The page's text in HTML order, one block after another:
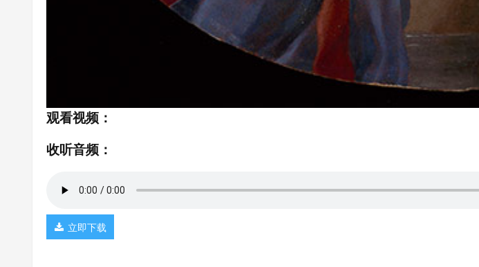
观看视频：
收听音频：
立即下载